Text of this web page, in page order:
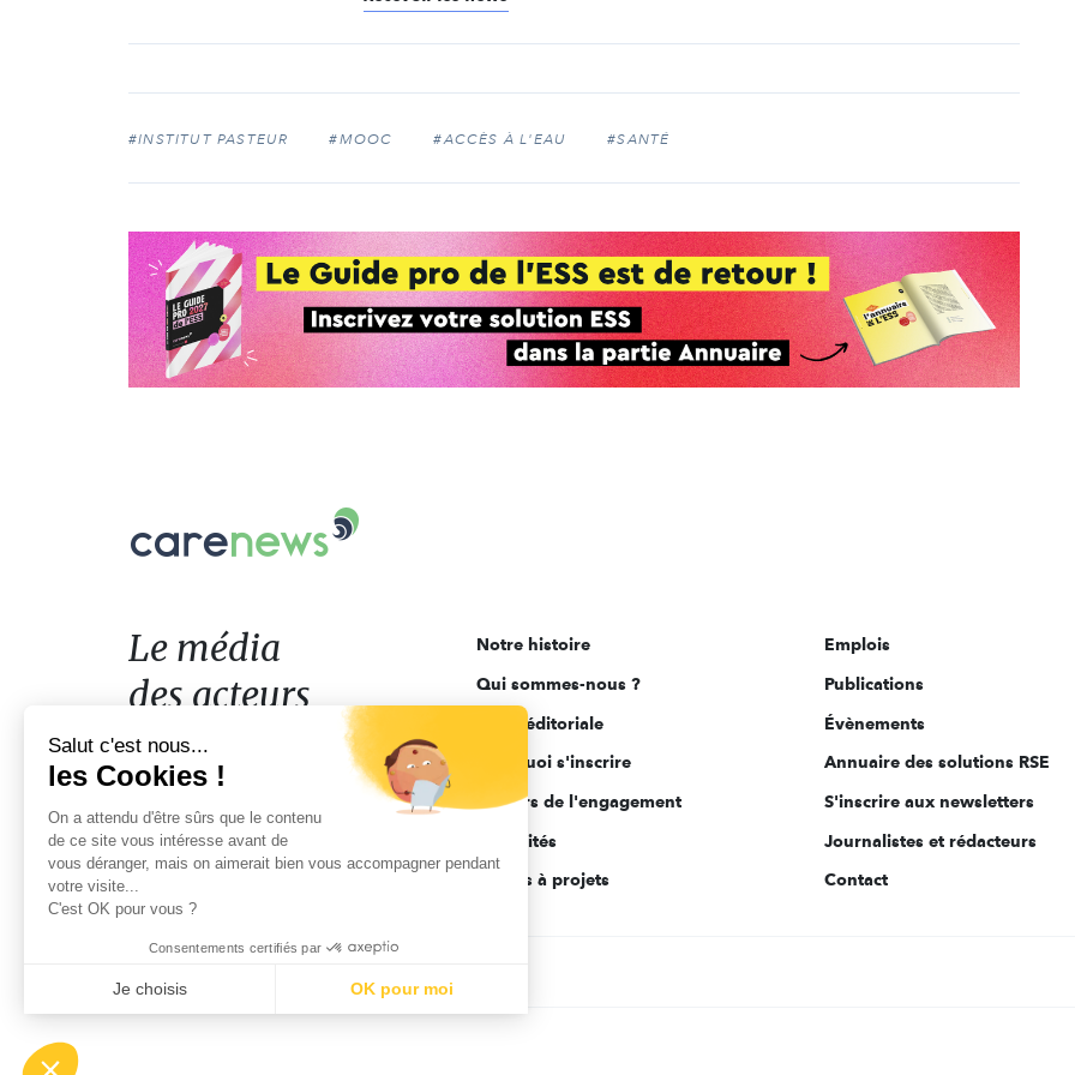
#INSTITUT PASTEUR #MOOC #ACCÈS À L'EAU #SANTÉ
Le
acteurs
de
l'engagement
Le média
des acteurs
de l'engagement
Notre histoire
Qui sommes-nous ?
Ligne éditoriale
Pourquoi s'inscrire
Acteurs de l'engagement
Actualités
Appels à projets
Emplois
Publications
Évènements
Annuaire des solutions RSE
S'inscrire aux newsletters
Journalistes et rédacteurs
Contact
Salut c'est nous...
les Cookies !
On a attendu d'être sûrs que le contenu
de ce site vous intéresse avant de
vous déranger, mais on aimerait bien vous accompagner pendant
votre visite...
C'est OK pour vous ?
Consentements certifiés par
Je choisis OK pour moi